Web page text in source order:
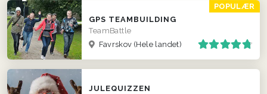
POPULÆR
GPS TEAMBUILDING
TeamBattle
Favrskov (Hele landet)
JULEQUIZZEN